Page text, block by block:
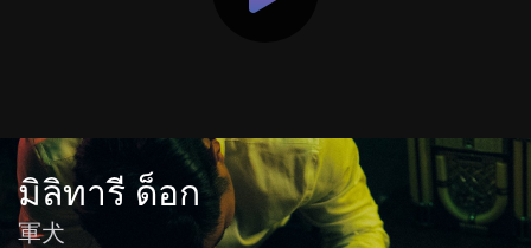
มิลิทารี ด็อก
軍犬